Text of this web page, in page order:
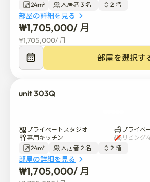
混合ごみは回収されず、罰金が科され
す。
🤫 待機時間
室内、トイレ、廊下、階段、建物全体
す。
🧼 清潔維持
24m²
入居者 3 名 2 階
部屋の詳細を見る
₩1,705,000/ 月
¥1,705,000/ 月
部屋を選択す
unit 303Q
プライベートスタジオ
プライベ
専用キッチン
リビング
24m²
入居者 2 名 2 階
部屋の詳細を見る
₩1,705,000/ 月